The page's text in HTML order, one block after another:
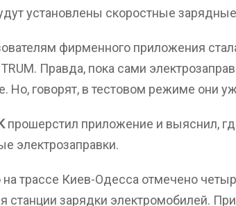
установлены скоростные
фирменного приложения
Правда, пока сами
Но, говорят, в тестовом режиме они
прошерстил приложение и выяснил,
электрозаправки.
на трассе Киев-Одесса отмечено
станции зарядки электромобилей.